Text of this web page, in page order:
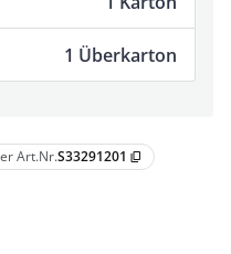
Art.Nr.S33291201 content_copy
1 Überkarton